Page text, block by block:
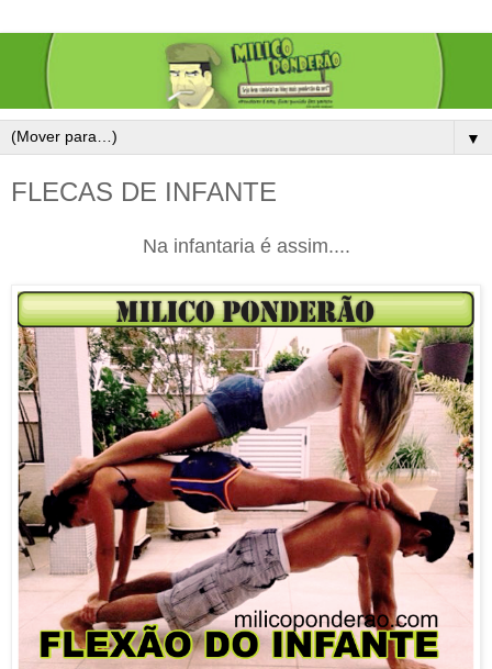
▼
FLECAS DE INFANTE
Na infantaria é assim....